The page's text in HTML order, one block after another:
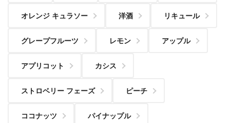
オレンジ キュラソー 洋酒 リキュール
グレープフルーツ レモン アップル
アプリコット カシス
ストロベリー フェーズ ピーチ
ココナッツ パイナップル